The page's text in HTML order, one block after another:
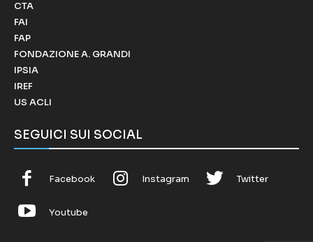
CTA
FAI
FAP
FONDAZIONE A. GRANDI
IPSIA
IREF
US ACLI
SEGUICI SUI SOCIAL
Facebook Instagram Twitter
Youtube